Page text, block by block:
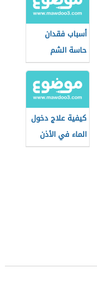
أسباب فقدان
حاسة الشم
كيفية علاج دخول
الماء في الأذن